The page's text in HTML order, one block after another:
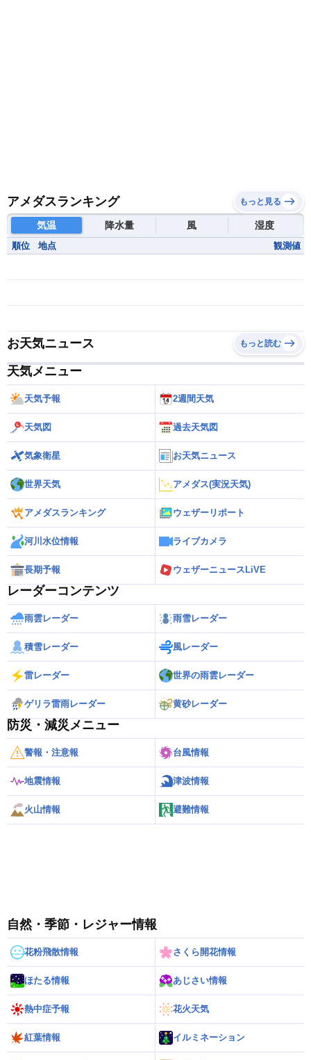
アメダスランキング もっと見る
気温 降水量 風 湿度
順位 地点 観測値
お天気ニュース もっと読む
天気メニュー
天気予報 2週間天気
天気図 過去天気図
気象衛星 お天気ニュース
世界天気 アメダス(実況天気)
アメダスランキング ウェザーリポート
河川水位情報 ライブカメラ
長期予報 ウェザーニュースLiVE
レーダーコンテンツ
雨雲レーダー 雨雪レーダー
積雪レーダー 風レーダー
雷レーダー 世界の雨雲レーダー
ゲリラ雷雨レーダー 黄砂レーダー
防災・減災メニュー
警報・注意報 台風情報
地震情報 津波情報
火山情報 避難情報
自然・季節・レジャー情報
花粉飛散情報 さくら開花情報
ほたる情報 あじさい情報
熱中症予報 花火天気
紅葉情報 イルミネーション